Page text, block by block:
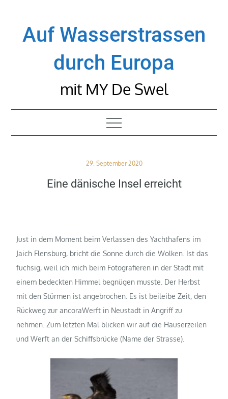
contentAuf Wasserstrassen
durch Europa
mit MY De Swel
Posted
29. September 2020
Eine dänische Insel erreicht
Just in dem Moment beim Verlassen des Yachthafens im
Jaich Flensburg, bricht die Sonne durch die Wolken. Ist das
fuchsig, weil ich mich beim Fotografieren in der Stadt mit
einem bedeckten Himmel begnügen musste. Der Herbst
mit den Stürmen ist angebrochen. Es ist beileibe Zeit, den
Rückweg zur ancoraWerft in Neustadt in Angriff zu
nehmen. Zum letzten Mal blicken wir auf die Häuserzeilen
und Werft an der Schiffsbrücke (Name der Strasse).